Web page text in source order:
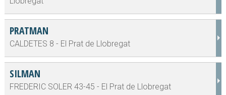
PRATMAN
CALDETES 8 - El Prat de Llobregat
SILMAN
FREDERIC SOLER 43-45 - El Prat de Llobregat